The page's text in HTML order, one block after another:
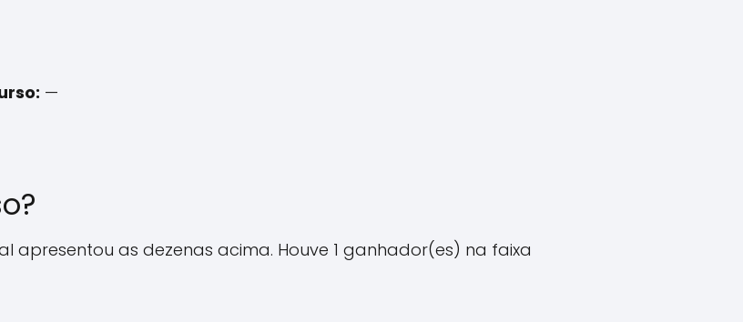
—
apresentou as dezenas acima. Houve 1 ganhador(es) na faixa